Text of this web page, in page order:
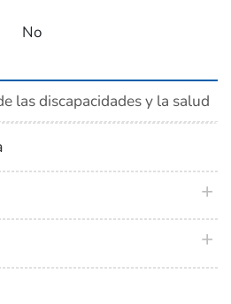
No
las discapacidades y la salud